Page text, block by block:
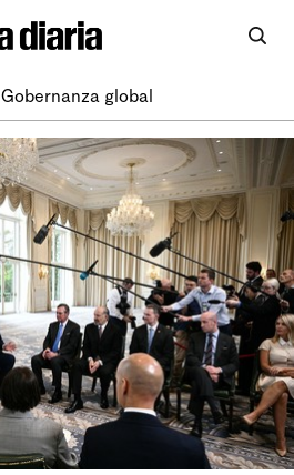
Gobernanza global